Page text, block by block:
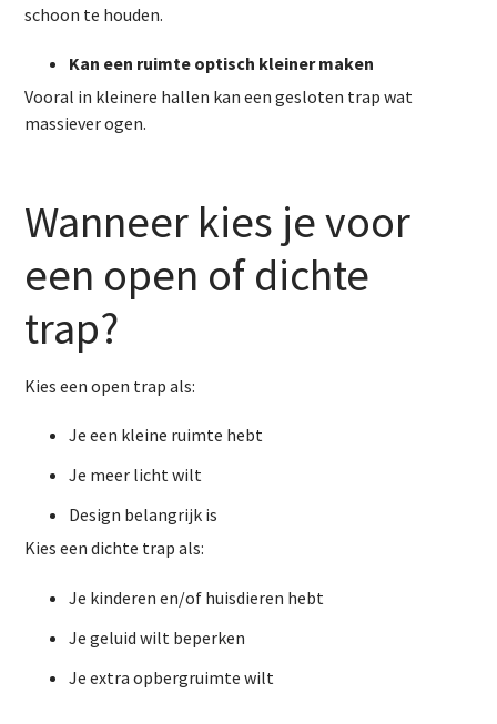
schoon te houden.
Kan een ruimte optisch kleiner maken
Vooral in kleinere hallen kan een gesloten trap wat
massiever ogen.
Wanneer kies je voor
een open of dichte
trap?
Kies een open trap als:
Je een kleine ruimte hebt
Je meer licht wilt
Design belangrijk is
Kies een dichte trap als:
Je kinderen en/of huisdieren hebt
Je geluid wilt beperken
Je extra opbergruimte wilt